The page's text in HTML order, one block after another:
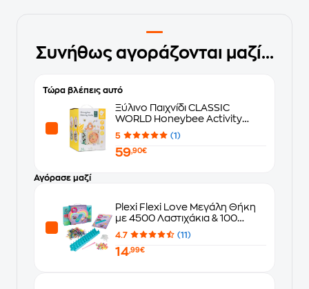
Συνήθως αγοράζονται μαζί...
Τώρα βλέπεις αυτό
Ξύλινο Παιχνίδι CLASSIC
WORLD Honeybee Activity
Cube
5 (1)
59,90€
Αγόρασε μαζί
Plexi Flexi Love Μεγάλη Θήκη
με 4500 Λαστιχάκια & 100
Αξεσουάρ
4.7 (11)
14,99€